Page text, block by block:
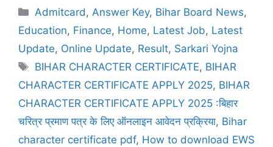
Admitcard , Answer Key, Bihar Board News,
Education, Finance, Home, Latest Job, Latest
Update, Online Update, Result, Sarkari Yojna
BIHAR CHARACTER CERTIFICATE, BIHAR
CHARACTER CERTIFICATE APPLY 2025, BIHAR
CHARACTER CERTIFICATE APPLY 2025 :बिहार
चरित्र प्रमाण पत्र के लिए ऑनलाइन आवेदन प्रक्रिया, Bihar
character certificate pdf, How to download EWS